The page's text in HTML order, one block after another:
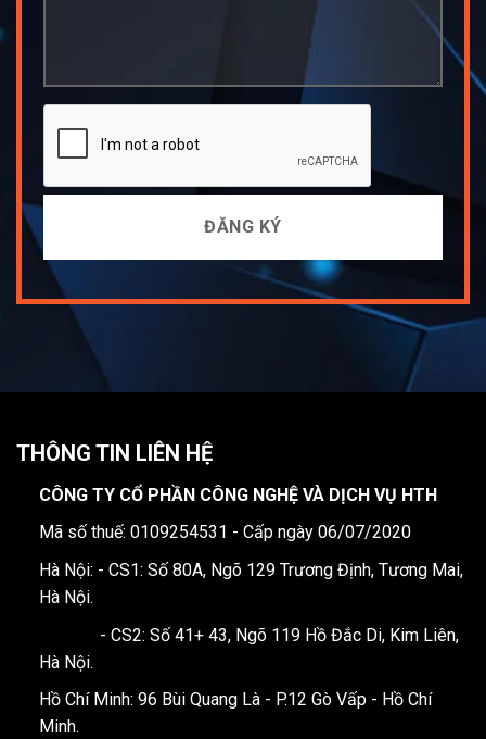
THÔNG TIN LIÊN HỆ
CÔNG TY CỔ PHẦN CÔNG NGHỆ VÀ DỊCH VỤ HTH
Mã số thuế: 0109254531 - Cấp ngày 06/07/2020
Hà Nội: - CS1: Số 80A, Ngõ 129 Trương Định, Tương Mai,
Hà Nội.
- CS2: Số 41+ 43, Ngõ 119 Hồ Đắc Di, Kim Liên,
Hà Nội.
Hồ Chí Minh: 96 Bùi Quang Là - P.12 Gò Vấp - Hồ Chí
Minh.